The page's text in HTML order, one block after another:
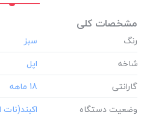
مشخصات کلی
رنگ
شاخه
گارانتی
‎18 ماهه
وضعیت دستگاه